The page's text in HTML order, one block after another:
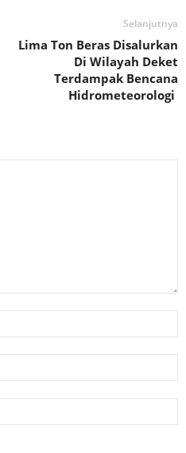
Selanjutnya
Lima Ton Beras Disalurkan
Di Wilayah Deket
Terdampak Bencana
Hidrometeorologi